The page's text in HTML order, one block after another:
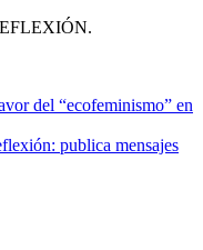
del “ecofeminismo” en
publica mensajes